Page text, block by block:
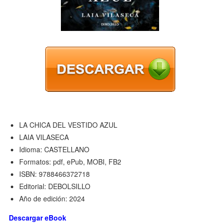
LA CHICA DEL VESTIDO AZUL
LAIA VILASECA
Idioma: CASTELLANO
Formatos: pdf, ePub, MOBI, FB2
ISBN: 9788466372718
Editorial: DEBOLSILLO
Año de edición: 2024
Descargar eBook